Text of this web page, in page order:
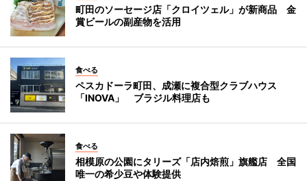
町田のソーセージ店「クロイツェル」が新商品 金
賞ビールの副産物を活用
食べる
ペスカドーラ町田、成瀬に複合型クラブハウス
「INOVA」 ブラジル料理店も
食べる
相模原の公園にタリーズ「店内焙煎」旗艦店 全国
唯一の希少豆や体験提供